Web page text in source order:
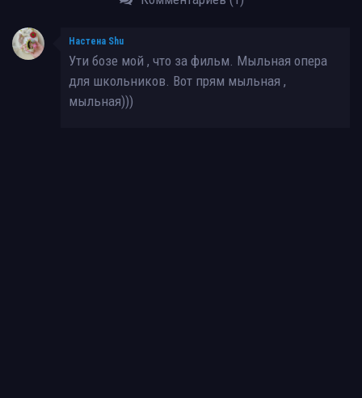
Настена Shu
Ути бозе мой , что за фильм. Мыльная опера
для школьников. Вот прям мыльная ,
мыльная)))